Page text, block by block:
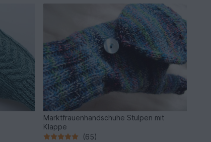
Marktfrauenhandschuhe Stulpen mit
Klappe
(65)